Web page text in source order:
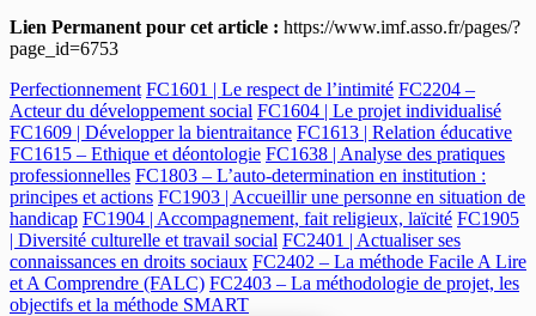
Lien Permanent pour cet article : https://www.imf.asso.fr/pages/?
page_id=6753
Perfectionnement FC1601 | Le respect de l’intimité FC2204 –
Acteur du développement social FC1604 | Le projet individualisé
FC1609 | Développer la bientraitance FC1613 | Relation éducative
FC1615 – Ethique et déontologie FC1638 | Analyse des pratiques
professionnelles FC1803 – L’auto-determination en institution :
principes et actions FC1903 | Accueillir une personne en situation de
handicap FC1904 | Accompagnement, fait religieux, laïcité FC1905
| Diversité culturelle et travail social FC2401 | Actualiser ses
connaissances en droits sociaux FC2402 – La méthode Facile A Lire
et A Comprendre (FALC) FC2403 – La méthodologie de projet, les
objectifs et la méthode SMART